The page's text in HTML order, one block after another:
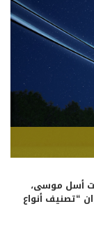
أسل موسى،
“تصنيف أنواع